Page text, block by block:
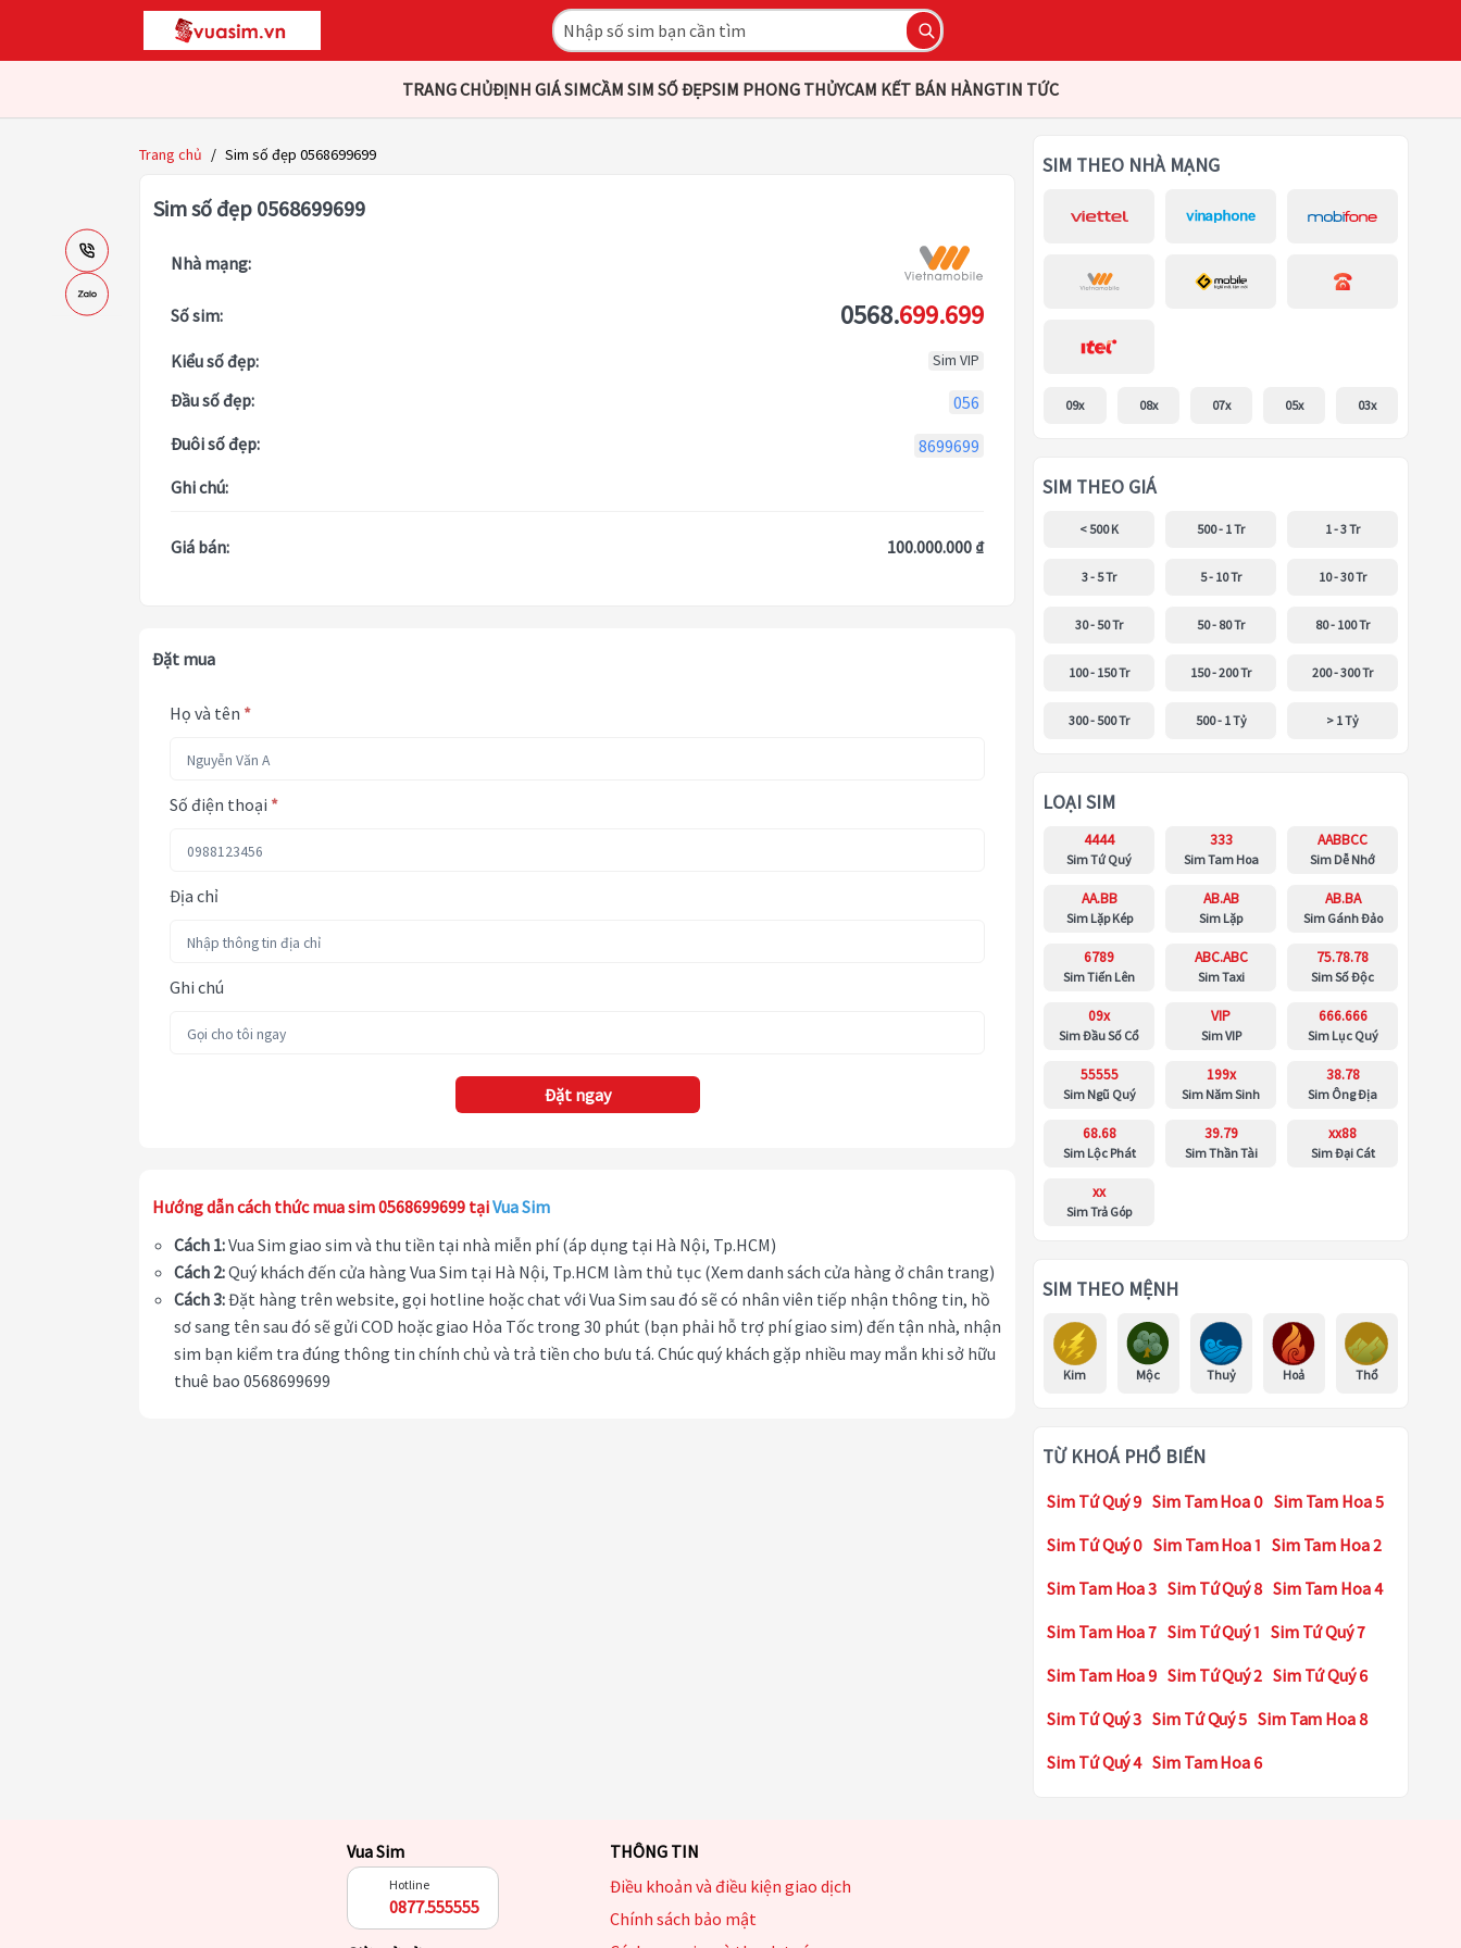
TRANG CHỦĐỊNH GIÁ SIMCẦM SIM SỐ ĐẸPSIM PHONG THỦYCAM KẾT BÁN HÀNGTIN TỨC
Trang chủ / Sim số đẹp 0568699699
Sim số đẹp 0568699699
Nhà mạng:
Số sim: 0568.699.699
Kiểu số đẹp: Sim VIP
Đầu số đẹp:
056
Đuôi số đẹp:
8699699
Ghi chú:
Giá bán: 100.000.000 ₫
Đặt mua
Họ và tên *
Số điện thoại *
Địa chỉ
Ghi chú
Đặt ngay
Hướng dẫn cách thức mua sim 0568699699 tạiVua Sim
Cách 1:Vua Sim giao sim và thu tiền tại nhà miễn phí (áp dụng tại Hà Nội, Tp.HCM)
Cách 2:Quý khách đến cửa hàng Vua Sim tại Hà Nội, Tp.HCM làm thủ tục (Xem danh sách cửa hàng ở chân trang)
Cách 3:Đặt hàng trên website, gọi hotline hoặc chat với Vua Sim sau đó sẽ có nhân viên tiếp nhận thông tin, hồ
sơ sang tên sau đó sẽ gửi COD hoặc giao Hỏa Tốc trong 30 phút (bạn phải hỗ trợ phí giao sim) đến tận nhà, nhận
sim bạn kiểm tra đúng thông tin chính chủ và trả tiền cho bưu tá. Chúc quý khách gặp nhiều may mắn khi sở hữu
thuê bao 0568699699
SIM THEO NHÀ MẠNG
09x 08x 07x 05x 03x
SIM THEO GIÁ
< 500 K 500 - 1 Tr 1 - 3 Tr
3 - 5 Tr 5 - 10 Tr 10 - 30 Tr
30 - 50 Tr 50 - 80 Tr 80 - 100 Tr
100 - 150 Tr 150 - 200 Tr 200 - 300 Tr
300 - 500 Tr 500 - 1 Tỷ > 1 Tỷ
LOẠI SIM
4444
Sim Tứ Quý
333
Sim Tam Hoa
AABBCC
Sim Dễ Nhớ
AA.BB
Sim Lặp Kép
AB.AB
Sim Lặp
AB.BA
Sim Gánh Đảo
6789
Sim Tiến Lên
ABC.ABC
Sim Taxi
75.78.78
Sim Số Độc
09x
Sim Đầu Số Cổ
VIP
Sim VIP
666.666
Sim Lục Quý
55555
Sim Ngũ Quý
199x
Sim Năm Sinh
38.78
Sim Ông Địa
68.68
Sim Lộc Phát
39.79
Sim Thần Tài
xx88
Sim Đại Cát
xx
Sim Trả Góp
SIM THEO MỆNH
Kim Mộc Thuỷ Hoả Thổ
TỪ KHOÁ PHỔ BIẾN
Sim Tứ Quý 9 Sim Tam Hoa 0 Sim Tam Hoa 5
Sim Tứ Quý 0 Sim Tam Hoa 1 Sim Tam Hoa 2
Sim Tam Hoa 3 Sim Tứ Quý 8 Sim Tam Hoa 4
Sim Tam Hoa 7 Sim Tứ Quý 1 Sim Tứ Quý 7
Sim Tam Hoa 9 Sim Tứ Quý 2 Sim Tứ Quý 6
Sim Tứ Quý 3 Sim Tứ Quý 5 Sim Tam Hoa 8
Sim Tứ Quý 4 Sim Tam Hoa 6
Vua Sim
Hotline
0877.555555
THÔNG TIN
Điều khoản và điều kiện giao dịch
Chính sách bảo mật